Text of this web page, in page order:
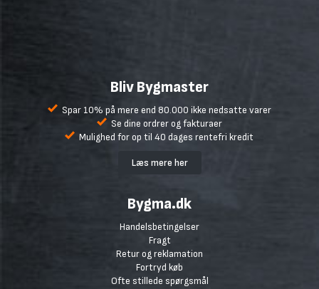
Bliv Bygmaster
Spar 10% på mere end 80.000 ikke nedsatte varer
Se dine ordrer og fakturaer
Mulighed for op til 40 dages rentefri kredit
Læs mere her
Bygma.dk
Handelsbetingelser
Fragt
Retur og reklamation
Fortryd køb
Ofte stillede spørgsmål